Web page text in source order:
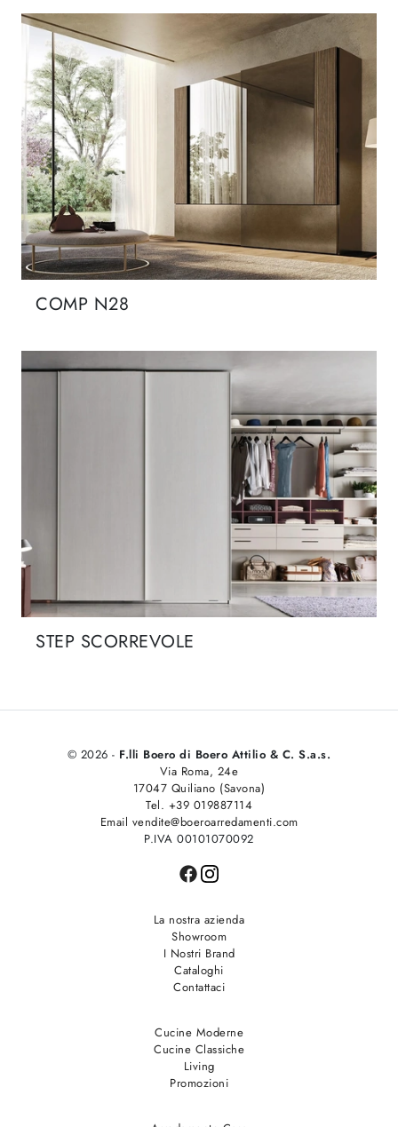
COMP N28
STEP SCORREVOLE
© 2026 - F.lli Boero di Boero Attilio & C. S.a.s.
Via Roma, 24e
17047 Quiliano (Savona)
Tel. +39 019887114
Email vendite@boeroarredamenti.com
P.IVA 00101070092
La nostra azienda
Showroom
I Nostri Brand
Cataloghi
Contattaci
Cucine Moderne
Cucine Classiche
Living
Promozioni